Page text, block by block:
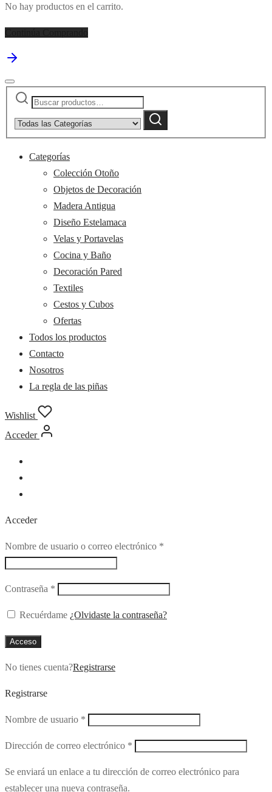
No hay productos en el carrito.
Buscar
by
category:
Buscar
Categorías
Colección Otoño
Objetos de Decoración
Madera Antigua
Diseño Estelamaca
Velas y Portavelas
Cocina y Baño
Decoración Pared
Textiles
Cestos y Cubos
Ofertas
Todos los productos
Contacto
Nosotros
La regla de las piñas
Wishlist
Acceder
Acceder
Nombre de usuario o correo electrónico *
Contraseña *
Recuérdame ¿Olvidaste la contraseña?
Acceso
No tienes cuenta?Registrarse
Registrarse
Nombre de usuario *
Dirección de correo electrónico *
Se enviará un enlace a tu dirección de correo electrónico para
establecer una nueva contraseña.